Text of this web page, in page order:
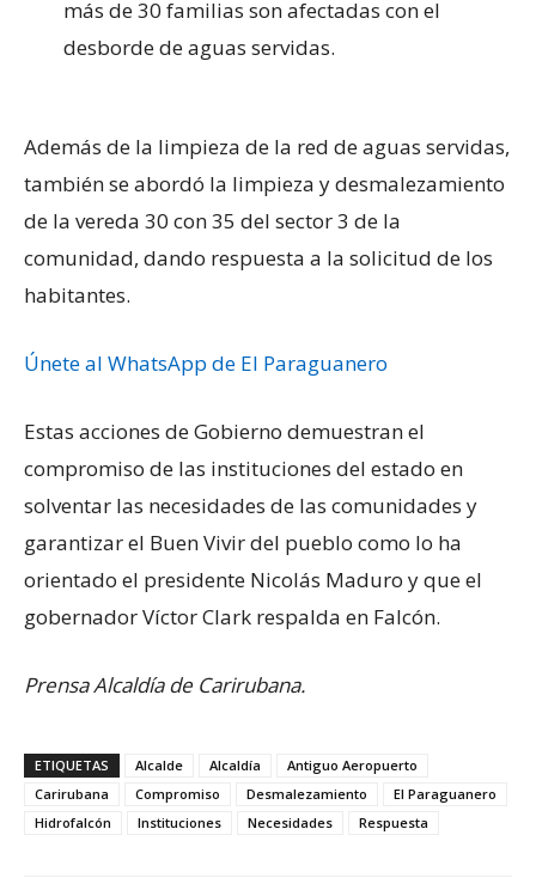
más de 30 familias son afectadas con el
desborde de aguas servidas.
Además de la limpieza de la red de aguas servidas,
también se abordó la limpieza y desmalezamiento
de la vereda 30 con 35 del sector 3 de la
comunidad, dando respuesta a la solicitud de los
habitantes.
Únete al WhatsApp de El Paraguanero
Estas acciones de Gobierno demuestran el
compromiso de las instituciones del estado en
solventar las necesidades de las comunidades y
garantizar el Buen Vivir del pueblo como lo ha
orientado el presidente Nicolás Maduro y que el
gobernador Víctor Clark respalda en Falcón.
Prensa Alcaldía de Carirubana.
ETIQUETAS Alcalde Alcaldía
Antiguo Aeropuerto
Carirubana
Compromiso Desmalezamiento
El Paraguanero
Hidrofalcón
Instituciones Necesidades Respuesta